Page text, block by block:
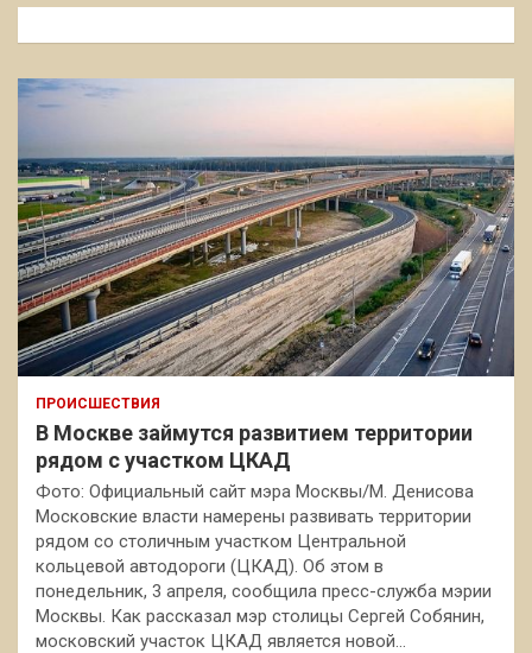
к
ПРОИСШЕСТВИЯ
В Москве займутся развитием территории
рядом с участком ЦКАД
Фото: Официальный сайт мэра Москвы/М. Денисова
Московские власти намерены развивать территории
рядом со столичным участком Центральной
кольцевой автодороги (ЦКАД). Об этом в
понедельник, 3 апреля, сообщила пресс-служба мэрии
Москвы. Как рассказал мэр столицы Сергей Собянин,
московский участок ЦКАД является новой…